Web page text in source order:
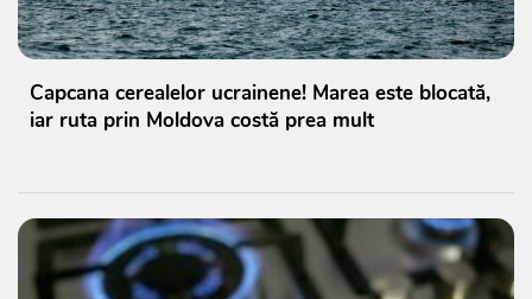
Capcana cerealelor ucrainene! Marea este blocată,
iar ruta prin Moldova costă prea mult